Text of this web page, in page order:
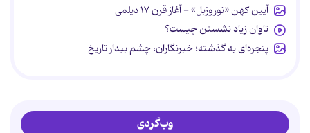
آیین کهن «نوروزبل» - آغاز قرن ۱۷ دیلمی
تاوان زیاد نشستن چیست؟
پنجره‌ای به گذشته؛ خبرنگاران، چشم بیدار تاریخ
وب‌گردی